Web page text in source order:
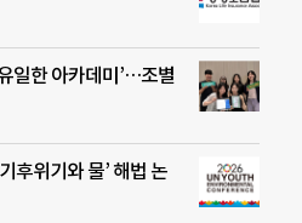
일한 아카데미’…조별
후위기와 물’ 해법 논